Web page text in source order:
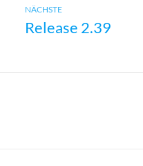
NÄCHSTENext
post:
Release 2.39